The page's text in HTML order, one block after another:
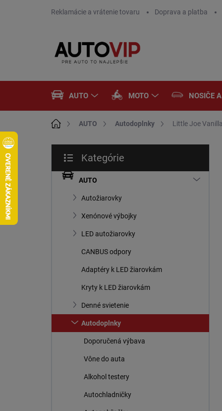
Reklamácie a vrátenie tovaru Doprava a platba
AUTO MOTO NOSIČE
DomovAUTO Autodoplnky Little Joe
č
kategórie
Kategórie
AUTO
Autožiarovky
Xenónové výbojky
LED autožiarovky
CANBUS odpory
Adaptéry k LED žiarovkám
Kryty k LED žiarovkám
Denné svietenie
Autodoplnky
Doporučená výbava
Vône do auta
Alkohol testery
Autochladničky